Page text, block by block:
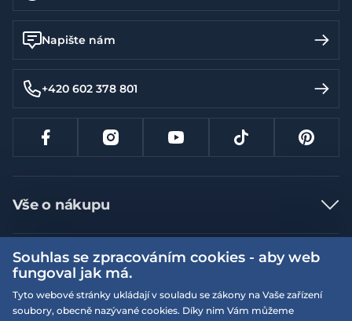
Napište nám
+420 602 378 801
Vše o nákupu
Jak nakupovat
Nejčastější dotazy
Doprava a platba
Vrácení a výměna zboží
Více informací
Obchodní podmínky
Souhlas se zpracováním cookies - aby web
fungoval jak má.
Tyto webové stránky ukládají v souladu se zákony na Vaše zařízení
soubory, obecně nazývané cookies. Díky nim Vám můžeme